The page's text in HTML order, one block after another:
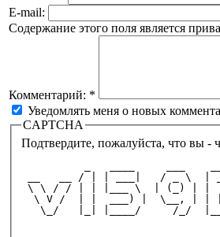
E-mail:
Содержание этого поля является
Комментарий: *
Уведомлять меня о новых
CAPTCHA
Подтвердите, пожалуйста, что вы -
__   __ / | | ___|   / _ \  |
\ \ / / | | |___ \  | (_) | |
\ V /  | |  ___) |  \__, | |
\_/   |_| |____/     /_/